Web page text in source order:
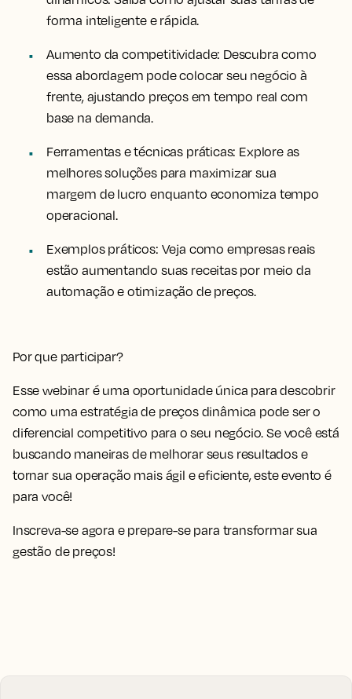
forma inteligente e rápida.
Aumento da competitividade: Descubra como
essa abordagem pode colocar seu negócio à
frente, ajustando preços em tempo real com
base na demanda.
Ferramentas e técnicas práticas: Explore as
melhores soluções para maximizar sua
margem de lucro enquanto economiza tempo
operacional.
Exemplos práticos: Veja como empresas reais
estão aumentando suas receitas por meio da
automação e otimização de preços.
Por que participar?
Esse webinar é uma oportunidade única para descobrir
como uma estratégia de preços dinâmica pode ser o
diferencial competitivo para o seu negócio. Se você está
buscando maneiras de melhorar seus resultados e
tornar sua operação mais ágil e eficiente, este evento é
para você!
Inscreva-se agora e prepare-se para transformar sua
gestão de preços!